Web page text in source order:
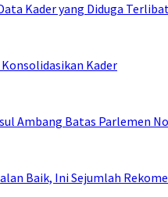
Kader yang Diduga
Kader
Ambang Batas Parlemen
Baik, Ini Sejumlah